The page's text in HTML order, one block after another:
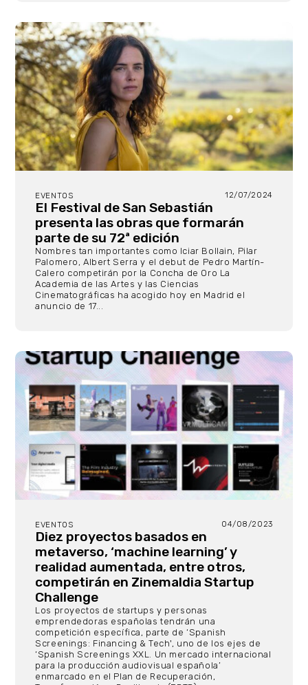
EVENTOS 12/07/2024
El Festival de San Sebastián
presenta las obras que formarán
parte de su 72ª edición
Nombres tan importantes como Iciar Bollain, Pilar
Palomero, Albert Serra y el debut de Pedro Martín-
Calero competirán por la Concha de Oro La
Academia de las Artes y las Ciencias
Cinematográficas ha acogido hoy en Madrid el
anuncio de 17...
EVENTOS 04/08/2023
Diez proyectos basados en
metaverso, ‘machine learning’ y
realidad aumentada, entre otros,
competirán en Zinemaldia Startup
Challenge
Los proyectos de startups y personas
emprendedoras españolas tendrán una
competición específica, parte de ‘Spanish
Screenings: Financing & Tech', uno de los ejes de
‘Spanish Screenings XXL. Un mercado internacional
para la producción audiovisual española’
enmarcado en el Plan de Recuperación,